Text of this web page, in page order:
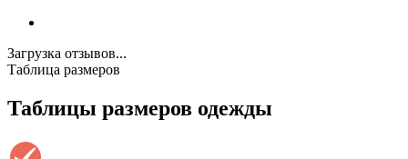
Загрузка отзывов...
Таблица размеров
Таблицы размеров одежды